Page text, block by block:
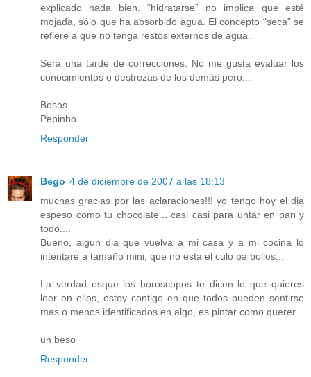
explicado nada bien. “hidratarse” no implica que esté
mojada, sólo que ha absorbido agua. El concepto “seca” se
refiere a que no tenga restos externos de agua.
Será una tarde de correcciones. No me gusta evaluar los
conocimientos o destrezas de los demás pero...
Besos.
Pepinho
Responder
Bego 4 de diciembre de 2007 a las 18:13
muchas gracias por las aclaraciones!!! yo tengo hoy el dia
espeso como tu chocolate... casi casi para untar en pan y
todo....
Bueno, algun dia que vuelva a mi casa y a mi cocina lo
intentaré a tamaño mini, que no esta el culo pa bollos...
La verdad esque los horoscopos te dicen lo que quieres
leer en ellos, estoy contigo en que todos pueden sentirse
mas o menos identificados en algo, es pintar como querer...
un beso
Responder